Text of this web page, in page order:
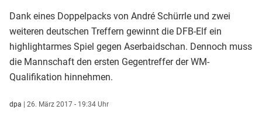
Dank eines Doppelpacks von André Schürrle und zwei
weiteren deutschen Treffern gewinnt die DFB-Elf ein
highlightarmes Spiel gegen Aserbaidschan. Dennoch muss
die Mannschaft den ersten Gegentreffer der WM-
Qualifikation hinnehmen.
dpa | 26. März 2017 - 19:34 Uhr